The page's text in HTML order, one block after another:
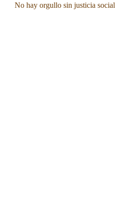
No hay orgullo sin justicia social